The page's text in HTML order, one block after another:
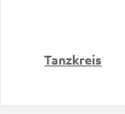
Tanzkreis